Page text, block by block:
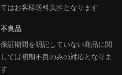
てはお客様送料負担となります
不良品
保証期間を明記していない商品に関
しては初期不良のみの対応となりま
す